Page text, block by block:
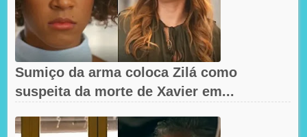
Sumiço da arma coloca Zilá como
suspeita da morte de Xavier em...